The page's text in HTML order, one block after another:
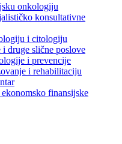
onkologiju
konsultativne
i citologiju
i druge slične poslove
i prevencije
i rehabilitaciju
finansijske